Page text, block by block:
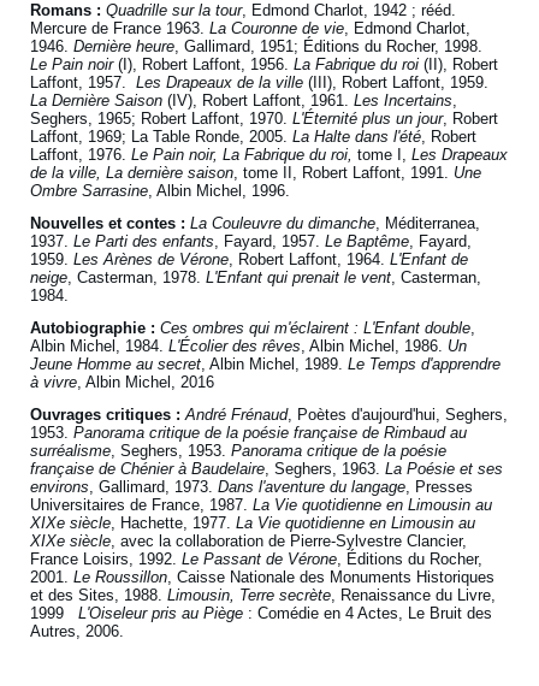
Romans :Quadrille sur la tour, Edmond Charlot, 1942 ; rééd.
Mercure de France 1963.La Couronne de vie, Edmond Charlot,
1946.Dernière heure, Gallimard, 1951; Éditions du Rocher, 1998.
Le Pain noir(I), Robert Laffont, 1956.La Fabrique du roi (II), Robert
Laffont, 1957.Les Drapeaux de la ville (III), Robert Laffont, 1959.
La Dernière Saison (IV), Robert Laffont, 1961.Les Incertains,
Seghers, 1965; Robert Laffont, 1970.L'Éternité plus un jour, Robert
Laffont, 1969; La Table Ronde, 2005.La Halte dans l'été, Robert
Laffont, 1976.Le Pain noir, La Fabrique du roi, tome I,Les Drapeaux
de la ville, La dernière saison, tome II, Robert Laffont, 1991. Une
Ombre Sarrasine, Albin Michel, 1996.
Nouvelles et contes :La Couleuvre du dimanche, Méditerranea,
1937.Le Parti des enfants, Fayard, 1957.Le Baptême, Fayard,
1959.Les Arènes de Vérone, Robert Laffont, 1964.L'Enfant de
neige, Casterman, 1978.L'Enfant qui prenait le vent, Casterman,
1984.
Autobiographie :Ces ombres qui m'éclairent : L'Enfant double,
Albin Michel, 1984.L'Écolier des rêves, Albin Michel, 1986. Un
Jeune Homme au secret, Albin Michel, 1989.Le Temps d'apprendre
à vivre, Albin Michel, 2016
Ouvrages critiques :André Frénaud, Poètes d'aujourd'hui, Seghers,
1953.Panorama critique de la poésie française de Rimbaud au
surréalisme, Seghers, 1953.Panorama critique de la poésie
française de Chénier à Baudelaire, Seghers, 1963.La Poésie et ses
environs, Gallimard, 1973.Dans l'aventure du langage, Presses
Universitaires de France, 1987.La Vie quotidienne en Limousin au
XIXe siècle, Hachette, 1977.La Vie quotidienne en Limousin au
XIXe siècle, avec la collaboration de Pierre-Sylvestre Clancier,
France Loisirs, 1992.Le Passant de Vérone, Éditions du Rocher,
2001.Le Roussillon, Caisse Nationale des Monuments Historiques
et des Sites, 1988.Limousin, Terre secrète, Renaissance du Livre,
1999L'Oiseleur pris au Piège : Comédie en 4 Actes, Le Bruit des
Autres, 2006.